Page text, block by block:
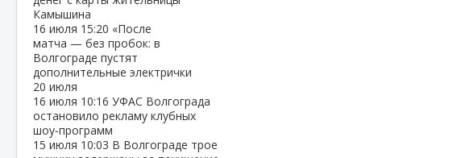
Камышина
16 июля 15:20 «После
матча — без пробок: в
Волгограде пустят
дополнительные электрички
20 июля
16 июля 10:16 УФАС Волгограда
остановило рекламу клубных
шоу‑программ
15 июля 10:03 В Волгограде трое